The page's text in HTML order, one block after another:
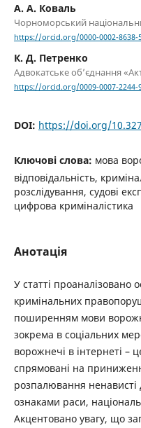
А. А. Коваль
Чорноморський
https://orcid.org/0000-0002-8638-
К. Д. Петренко
Адвокатське об’єднання
https://orcid.org/0009-0007-2244-
DOI: https://doi.org/
Ключові слова: мова
відповідальність,
розслідування, судові
цифрова криміналістика
Анотація
У статті проаналізовано
кримінальних
поширенням мови
зокрема в соціальних
ворожнечі в інтернеті –
спрямовані на
розпалювання ненависті
ознаками раси,
Акцентовано увагу, що